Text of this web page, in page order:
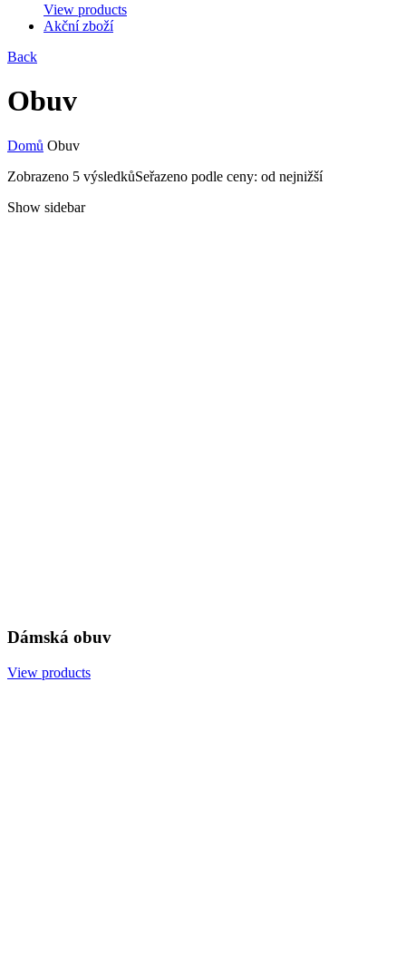
View products
Akční zboží
Back
Obuv
Domů Obuv
Zobrazeno 5 výsledkůSeřazeno podle ceny: od nejnižší
Show sidebar
Dámská obuv
View products